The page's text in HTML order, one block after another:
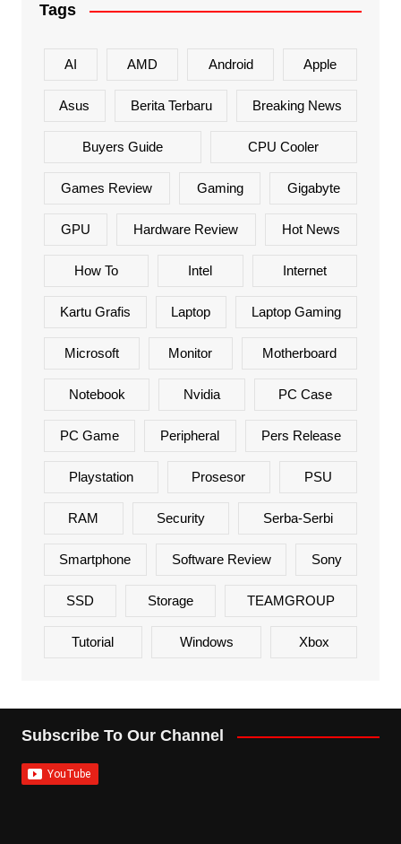
Tags
AI AMD Android Apple
Asus Berita Terbaru Breaking News
Buyers Guide CPU Cooler
Games Review Gaming Gigabyte
GPU Hardware Review Hot News
How To Intel Internet
Kartu Grafis Laptop Laptop Gaming
Microsoft Monitor Motherboard
Notebook Nvidia PC Case
PC Game Peripheral Pers Release
Playstation Prosesor PSU
RAM Security Serba-Serbi
Smartphone Software Review Sony
SSD Storage TEAMGROUP
Tutorial Windows Xbox
Subscribe To Our Channel